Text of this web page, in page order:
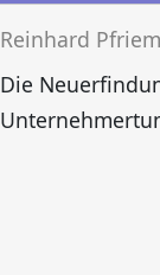
Reinhard Pfriem
Die